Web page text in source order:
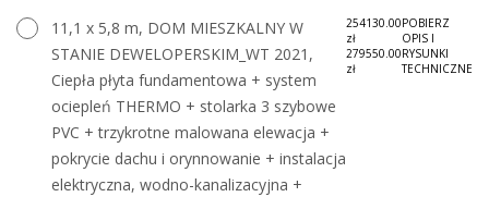
11,1 x 5,8 m, DOM MIESZKALNY W
STANIE DEWELOPERSKIM_WT 2021,
Ciepła płyta fundamentowa + system
ociepleń THERMO + stolarka 3 szybowe
PVC + trzykrotne malowana elewacja +
pokrycie dachu i orynnowanie + instalacja
elektryczna, wodno-kanalizacyjna +
254130.00
zł
279550.00
zł
POBIERZ
OPIS I
RYSUNKI
TECHNICZNE